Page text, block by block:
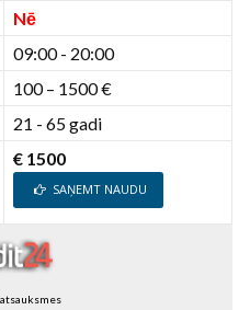
Nē
09:00 - 20:00
100 – 1500 €
21 - 65 gadi
€ 1500
SAŅEMT NAUDU
atsauksmes